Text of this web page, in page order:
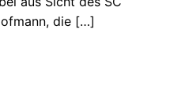
die […]